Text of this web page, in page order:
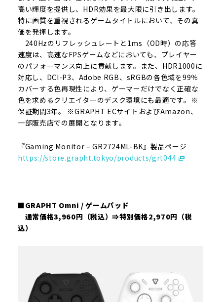
高い輝度を提供し、HDR効果を最大限に引き出します。
特に画質を重視されるゲームタイトルにおいて、その真
価を発揮します。
240Hzのリフレッシュレートと1ms（OD時）の応答
速度は、高速なFPSゲームなどにおいても、プレイヤー
のパフォーマンス向上に貢献します。また、HDR1000に
対応し、DCI-P3、Adobe RGB、sRGBの各色域を99％
カバーする色再現性により、ゲーマーだけでなく正確な
色を求めるクリエイターのデスク環境にも最適です。※
保証期間3年。 ※GRAPHT ECサイトおよびAmazon、
一部販売店での展開となります。
『Gaming Monitor – GR2724ML-BK』製品ページ
https://store.grapht.tokyo/products/grt044
■GRAPHT Omni / ゲームパッド
通常価格3,960円（税込）⇒特別価格2,970円（税
込）